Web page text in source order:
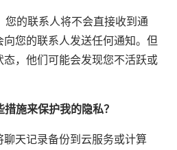
的联系人将不会直接收到通
您的联系人发送任何通知。但
，他们可能会发现您不活跃或
施来保护我的隐私？
天记录备份到云服务或计算